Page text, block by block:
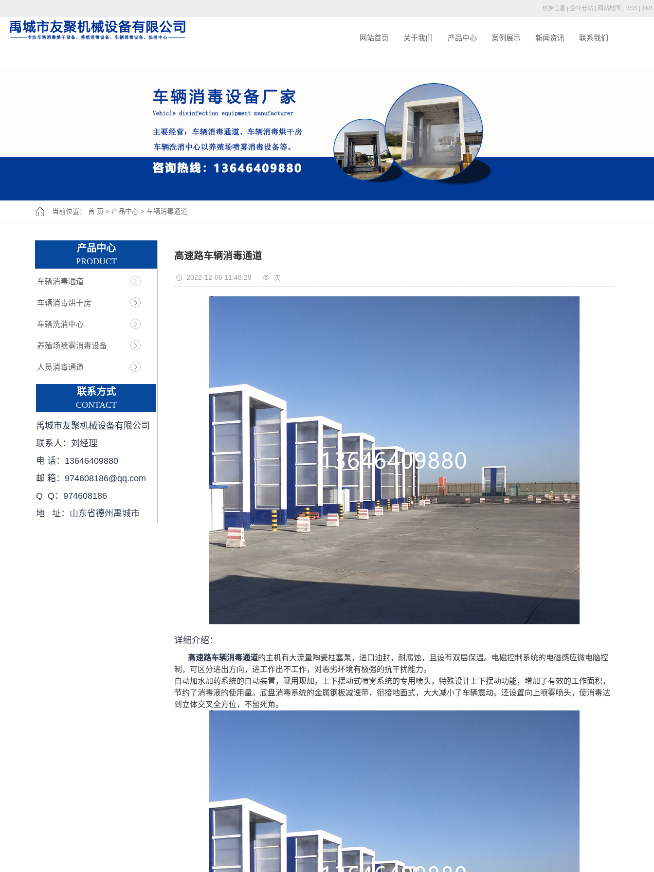
Warning: file_put_contents(/home/jnxcjmjhnxxscij/wwwroot/source/cache/license_cache.php): failed to open stream: Permission denied in /home/jnxcjmjhnxxscij/wwwroot/source/model/api.class.php on line 217
热推信息 企业分站 网站地图 RSS XML
网站首页 关于我们 产品中心
车辆洗消中心
养殖场喷雾消毒设备
人员消毒通道
案例展示 新闻资讯 联系我们
当前位置： 首 页 > 产品中心 > 车辆消毒通道
产品中心
PRODUCT
车辆消毒通道
车辆消毒烘干房
车辆洗消中心
养殖场喷雾消毒设备
人员消毒通道
联系方式
CONTACT
禹城市友聚机械设备有限公司
联系人：刘经理
电 话：13646409880
邮 箱：974608186@qq.com
Q Q：974608186
地 址：山东省德州禹城市
高速路车辆消毒通道
2022-12-06 11:48:29 次
详细介绍：
高速路车辆消毒通道的主机有大流量陶瓷柱塞泵，进口油封，耐腐蚀，且设有双层保温。电磁控制系统的电磁感应微电脑控
制，可区分进出方向，进工作出不工作，对恶劣环境有极强的抗干扰能力。
自动加水加药系统的自动装置，现用现加。上下摆动式喷雾系统的专用喷头，特殊设计上下摆动功能，增加了有效的工作面积，
节约了消毒液的使用量。底盘消毒系统的金属钢板减速带，衔接地面式，大大减小了车辆震动。还设置向上喷雾喷头，使消毒达
到立体交叉全方位，不留死角。